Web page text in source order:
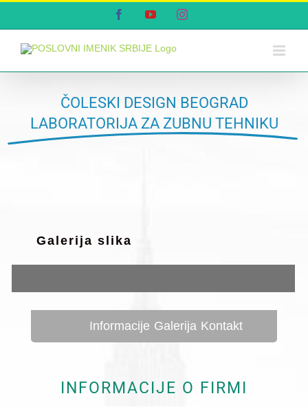
FacebookYouTubeInstagram
ČOLESKI DESIGN BEOGRAD
LABORATORIJA ZA ZUBNU TEHNIKU
Galerija slika
Informacije Galerija Kontakt
INFORMACIJE O FIRMI